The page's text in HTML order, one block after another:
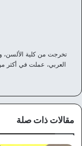
العربي، عملت في أكثر من 20 موقع مختلف علي مدار السنين
مقالات ذات صلة